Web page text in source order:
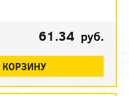
61.34 руб.
КОРЗИНУ